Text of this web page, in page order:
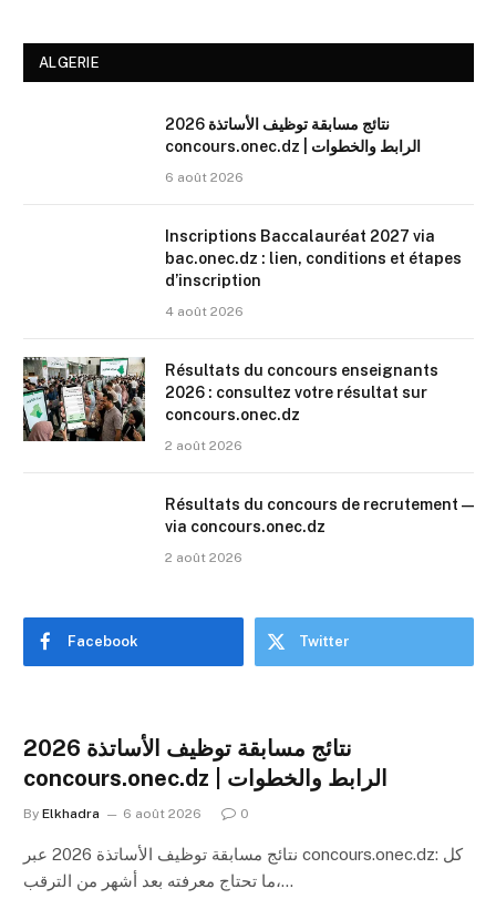
ALGERIE
نتائج مسابقة توظيف الأساتذة 2026
concours.onec.dz | الرابط والخطوات
6 août 2026
Inscriptions Baccalauréat 2027 via
bac.onec.dz : lien, conditions et étapes
d’inscription
4 août 2026
Résultats du concours enseignants
2026 : consultez votre résultat sur
concours.onec.dz
2 août 2026
Résultats du concours de recrutement —
via concours.onec.dz
2 août 2026
Facebook Twitter
نتائج مسابقة توظيف الأساتذة 2026
concours.onec.dz | الرابط والخطوات
By Elkhadra 6 août 2026 0
نتائج مسابقة توظيف الأساتذة 2026 عبر concours.onec.dz: كل
ما تحتاج معرفته بعد أشهر من الترقب،…